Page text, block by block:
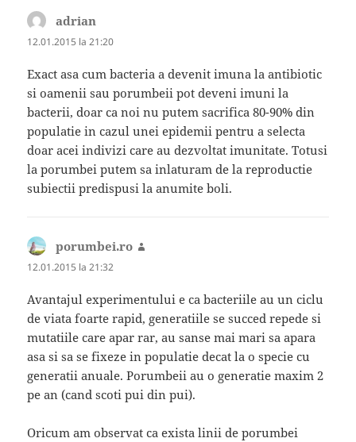
adrian
12.01.2015 la 21:20
Exact asa cum bacteria a devenit imuna la antibiotic
si oamenii sau porumbeii pot deveni imuni la
bacterii, doar ca noi nu putem sacrifica 80-90% din
populatie in cazul unei epidemii pentru a selecta
doar acei indivizi care au dezvoltat imunitate. Totusi
la porumbei putem sa inlaturam de la reproductie
subiectii predispusi la anumite boli.
porumbei.ro
12.01.2015 la 21:32
Avantajul experimentului e ca bacteriile au un ciclu
de viata foarte rapid, generatiile se succed repede si
mutatiile care apar rar, au sanse mai mari sa apara
asa si sa se fixeze in populatie decat la o specie cu
generatii anuale. Porumbeii au o generatie maxim 2
pe an (cand scoti pui din pui).
Oricum am observat ca exista linii de porumbei